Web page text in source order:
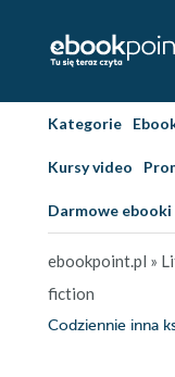
Kategorie
Kursy video
Darmowe ebooki
ebookpoint.pl »
fiction
Codziennie inna